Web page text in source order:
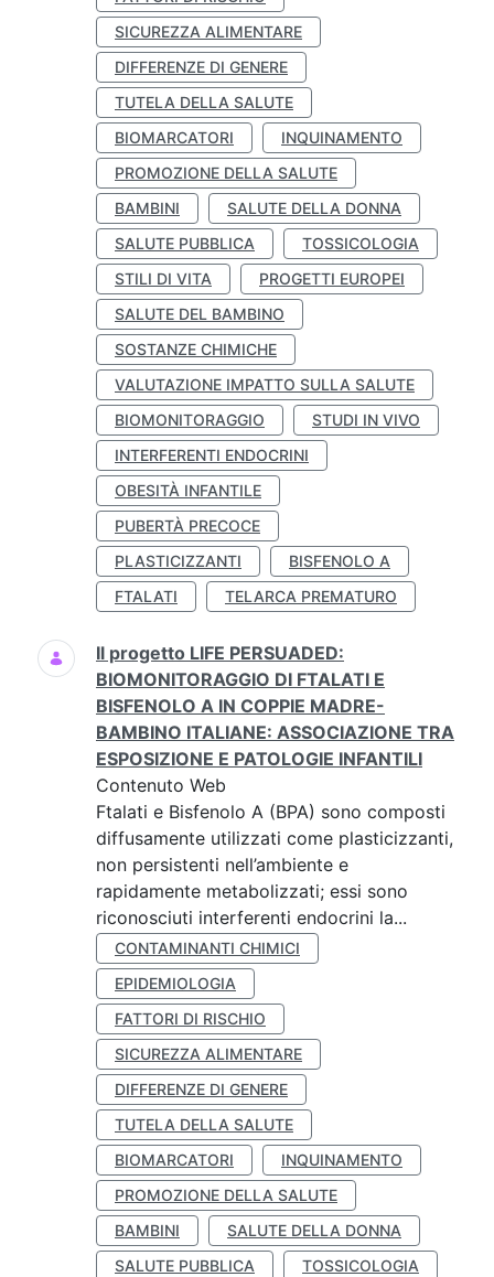
SICUREZZA ALIMENTARE
DIFFERENZE DI GENERE
TUTELA DELLA SALUTE
BIOMARCATORI
INQUINAMENTO
PROMOZIONE DELLA SALUTE
BAMBINI
SALUTE DELLA DONNA
SALUTE PUBBLICA
TOSSICOLOGIA
STILI DI VITA
PROGETTI EUROPEI
SALUTE DEL BAMBINO
SOSTANZE CHIMICHE
VALUTAZIONE IMPATTO SULLA SALUTE
BIOMONITORAGGIO
STUDI IN VIVO
INTERFERENTI ENDOCRINI
OBESITÀ INFANTILE
PUBERTÀ PRECOCE
PLASTICIZZANTI
BISFENOLO A
FTALATI
TELARCA PREMATURO
Il progetto LIFE PERSUADED:
BIOMONITORAGGIO DI FTALATI E
BISFENOLO A IN COPPIE MADRE-
BAMBINO ITALIANE: ASSOCIAZIONE TRA
ESPOSIZIONE E PATOLOGIE INFANTILI
Contenuto Web
Ftalati e Bisfenolo A (BPA) sono composti
diffusamente utilizzati come plasticizzanti,
non persistenti nell’ambiente e
rapidamente metabolizzati; essi sono
riconosciuti interferenti endocrini la...
CONTAMINANTI CHIMICI
EPIDEMIOLOGIA
FATTORI DI RISCHIO
SICUREZZA ALIMENTARE
DIFFERENZE DI GENERE
TUTELA DELLA SALUTE
BIOMARCATORI
INQUINAMENTO
PROMOZIONE DELLA SALUTE
BAMBINI
SALUTE DELLA DONNA
SALUTE PUBBLICA
TOSSICOLOGIA